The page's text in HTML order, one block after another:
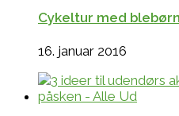
Cykeltur med
16. januar 2016